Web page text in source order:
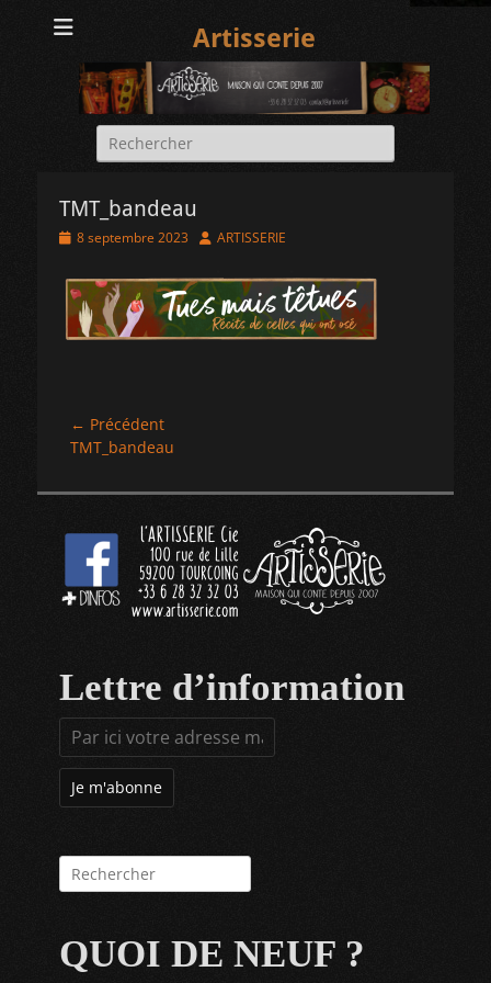
Artisserie
Rechercher :
TMT_bandeau
Posted
8 septembre 2023 Author
ARTISSERIE
Navigation
de
← Précédent
Article
TMT_bandeau
Lettre d’information
Rechercher :
QUOI DE NEUF ?